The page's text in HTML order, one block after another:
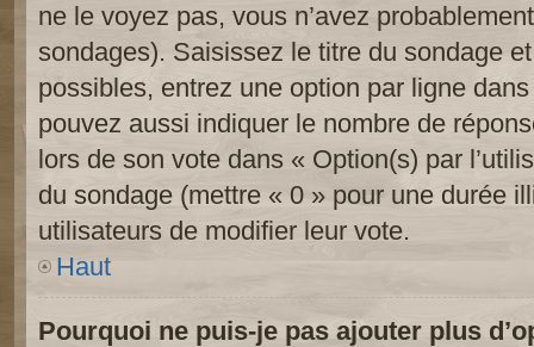
ne le voyez pas, vous n’avez
sondages). Saisissez le titre du sondage
possibles, entrez une option par ligne
pouvez aussi indiquer le nombre de
lors de son vote dans « Option(s) par
du sondage (mettre « 0 » pour une durée
utilisateurs de modifier leur vote.
Haut
Pourquoi ne puis-je pas ajouter plus